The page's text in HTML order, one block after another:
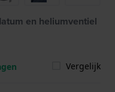
en heliumventiel
Vergelijk